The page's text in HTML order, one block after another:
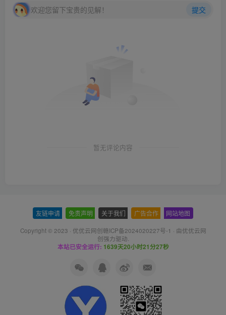
欢迎您留下宝贵的见解！ 提交
暂无评论内容
友链申请 免责声明 关于我们 广告合作 网站地图
Copyright © 2023 · 优优云网创赣ICP备2024020227号-1 · 由优优云网
创强力驱动.
本站已安全运行: 1639天20小时21分28秒